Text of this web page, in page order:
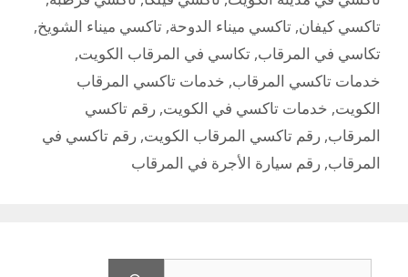
تاكسي كيفان, تاكسي ميناء الدوحة, تاكسي ميناء الشويخ,
تكاسي في المرقاب, تكاسي في المرقاب الكويت,
خدمات تاكسي المرقاب, خدمات تاكسي المرقاب
الكويت, خدمات تاكسي في الكويت, رقم تاكسي
المرقاب, رقم تاكسي المرقاب الكويت, رقم تاكسي في
المرقاب, رقم سيارة الأجرة في المرقاب